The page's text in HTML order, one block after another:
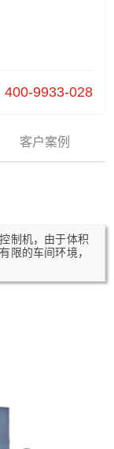
400-9933-028
客户案例
制机，由于体积
限的车间环境，